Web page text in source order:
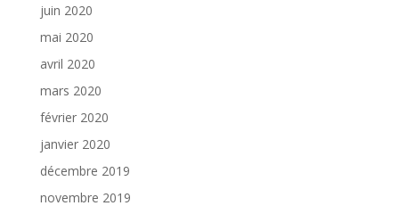
juin 2020
mai 2020
avril 2020
mars 2020
février 2020
janvier 2020
décembre 2019
novembre 2019